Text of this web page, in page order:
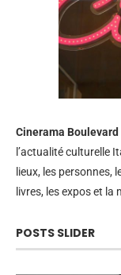
Cinerama
l’actualité culturelle
lieux, les personnes,
livres, les expos et la
POSTS SLIDER